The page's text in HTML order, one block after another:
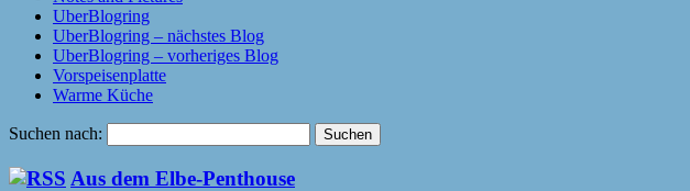
UberBlogring
UberBlogring – nächstes Blog
UberBlogring – vorheriges Blog
Vorspeisenplatte
Warme Küche
Suchen nach:
Aus dem Elbe-Penthouse